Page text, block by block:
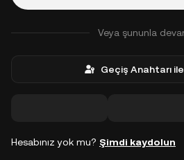
Veya şununla
Geçiş Anahtarı
Hesabınız yok mu? Şimdi kaydolun